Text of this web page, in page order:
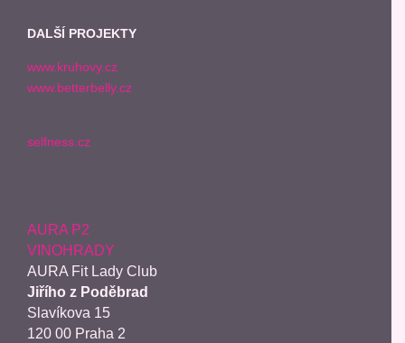
DALŠÍ PROJEKTY
www.kruhovy.cz
www.betterbelly.cz
selfness.cz
AURA P2
VINOHRADY
AURA Fit Lady Club
Jiřího z Poděbrad
Slavíkova 15
120 00 Praha 2